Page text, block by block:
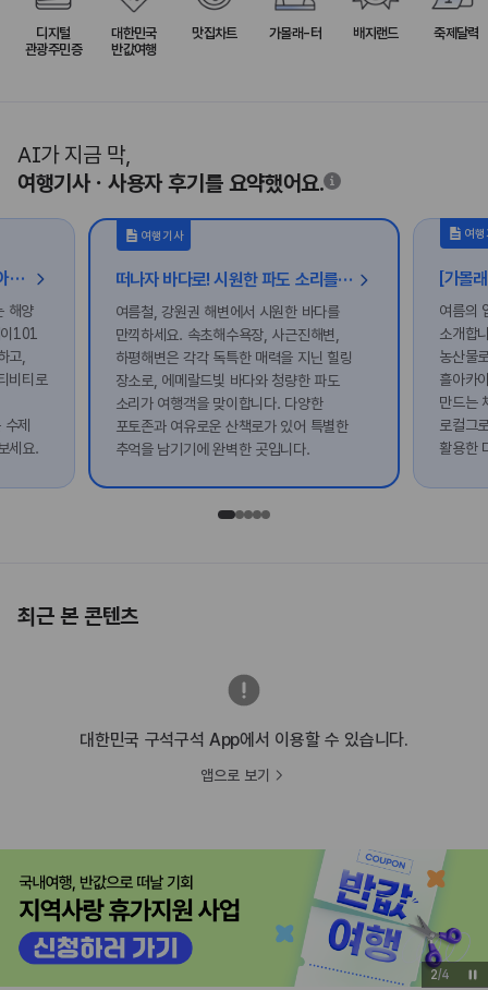
디지털
관광주민증
대한민국
반값여행
맛집차트 가볼래-터 배지랜드 축제달력
AI가 지금 막,
여행기사ㆍ사용자 후기를 요약했어요.
[가볼래-터] 시원함이 터지는 오아시스, 친구와 함께 가는 해양 레저 여행
해양
101
고,
비티로
제
세요.
여행기사
떠나자 바다로! 시원한 파도 소리를 들을 수 있는 강원권 해변 투어
여름철, 강원권 해변에서 시원한 바다를
만끽하세요. 속초해수욕장, 사근진해변,
하평해변은 각각 독특한 매력을 지닌 힐링
장소로, 에메랄드빛 바다와 청량한 파도
소리가 여행객을 맞이합니다. 다양한
포토존과 여유로운 산책로가 있어 특별한
추억을 남기기에 완벽한 곳입니다.
여
여름의
소개합
농산물
흘아카
만드는
로컬그
활용한
떠나보
최근 본 콘텐츠
대한민국 구석구석 App에서 이용할 수 있습니다.
앱으로 보기
3/4